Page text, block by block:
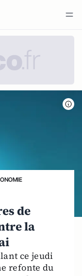
de
la
ce jeudi
refonte du